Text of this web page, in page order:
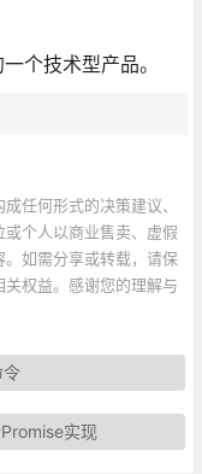
个技术型产品。
任何形式的决策建议、
个人以商业售卖、虚假
如需分享或转载，请保
权益。感谢您的理解与
令
实现